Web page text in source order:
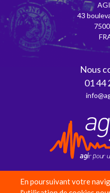
43
Nous
01 44
En poursuivant votre